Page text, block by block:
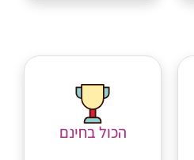
הכול בחינם